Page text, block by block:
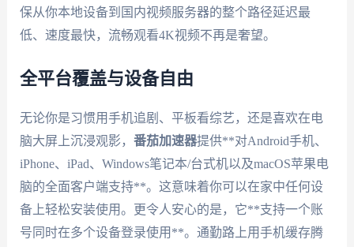
保从你本地设备到国内视频服务器的整个路径延迟最
低、速度最快，流畅观看4K视频不再是奢望。
全平台覆盖与设备自由
无论你是习惯用手机追剧、平板看综艺，还是喜欢在电
脑大屏上沉浸观影， 番茄加速器提供**对Android手机、
iPhone、iPad、Windows笔记本/台式机以及macOS苹果电
脑的全面客户端支持**。这意味着你可以在家中任何设
备上轻松安装使用。更令人安心的是，它**支持一个账
号同时在多个设备登录使用**。通勤路上用手机缓存腾